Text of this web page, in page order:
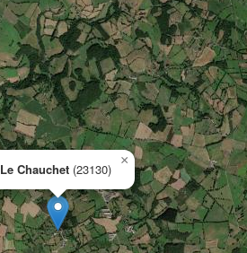
Le Chauchet (23130)
×